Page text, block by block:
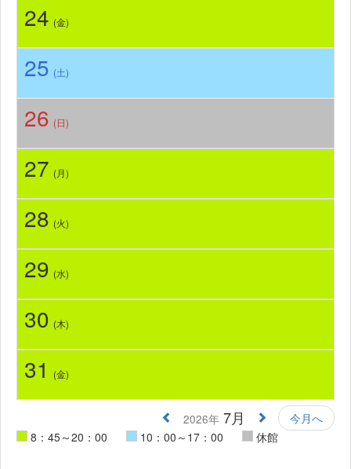
24 (金)
25 (土)
26 (日)
27 (月)
28 (火)
29 (水)
30 (木)
31 (金)
2026年 7月
今月へ
8：45～20：00
10：00～17：00 休館